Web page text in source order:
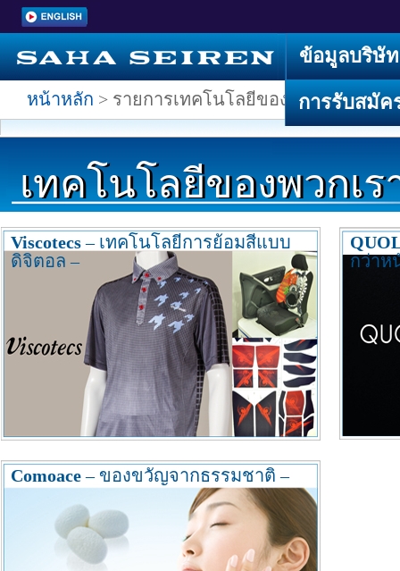
ข้อมูลบริษัท
การรับสมัค
หน้าหลัก > รายการเทคโนโลยีของพวกเรา
เทคโนโลยีของพวกเร
Viscotecs– เทคโนโลยีการย้อมสีแบบ
ดิจิตอล –
กว่าห
Comoace– ของขวัญจากธรรมชาติ –